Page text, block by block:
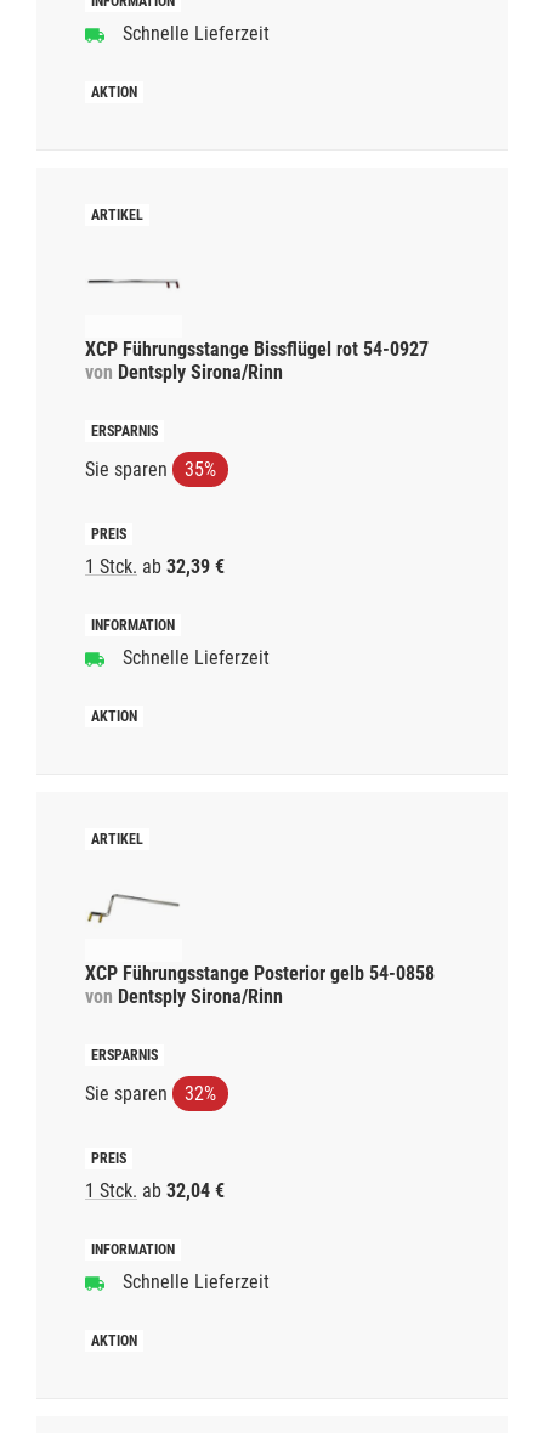
Schnelle Lieferzeit
XCP Führungsstange Bissflügel rot 54-0927
von Dentsply Sirona/Rinn
Sie sparen 35%
1 Stck. ab 32,39 €
Schnelle Lieferzeit
XCP Führungsstange Posterior gelb 54-0858
von Dentsply Sirona/Rinn
Sie sparen 32%
1 Stck. ab 32,04 €
Schnelle Lieferzeit